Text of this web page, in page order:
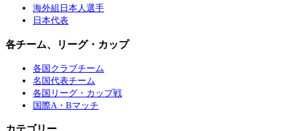
海外組日本人選手
日本代表
各チーム、リーグ・カップ
各国クラブチーム
名国代表チーム
各国リーグ・カップ戦
国際A・Bマッチ
カテゴリー